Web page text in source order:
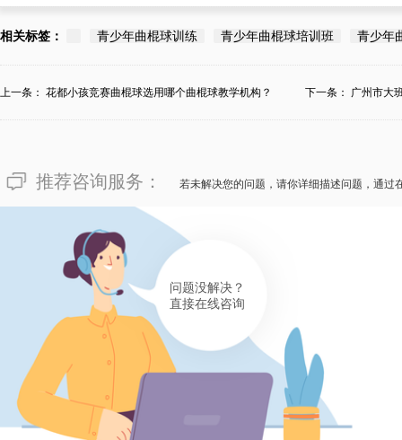
相关标签： 青少年曲棍球训练 青少年曲棍球培训班 青少年
上一条： 花都小孩竞赛曲棍球选用哪个曲棍球教学机构？ 下一条： 广州市大
推荐咨询服务： 若未解决您的问题，请你详细描述问题，通过
问题没解决？
直接在线咨询